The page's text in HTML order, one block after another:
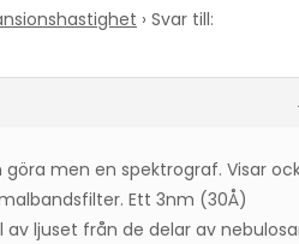
› Svar till:
men en spektrograf. Visar
Ett 3nm (30Å)
ljuset från de delar av